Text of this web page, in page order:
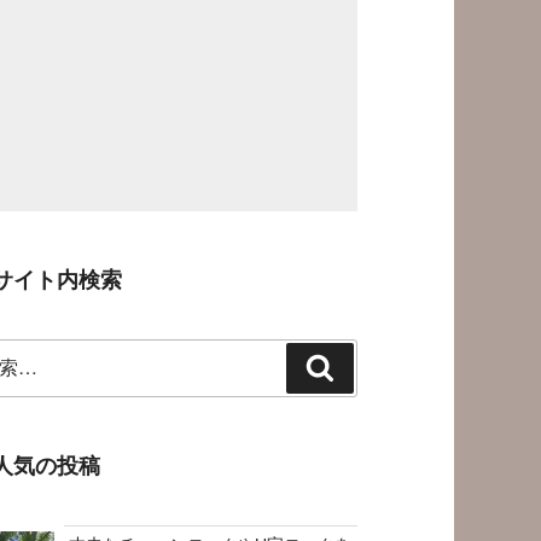
イト内検索
索
気の投稿